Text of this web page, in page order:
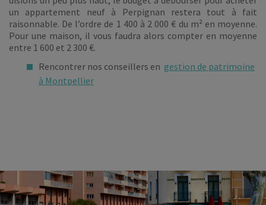
un appartement neuf à Perpignan restera tout à fait
raisonnable. De l’ordre de 1 400 à 2 000 € du m² en moyenne.
Pour une maison, il vous faudra alors compter en moyenne
entre 1 600 et 2 300 €.
Rencontrer nos conseillers en gestion de patrimoine
à Montpellier